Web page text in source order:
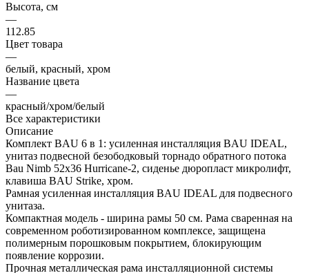
Высота, см
—
112.85
Цвет товара
—
белый, красный, хром
Название цвета
—
красный/хром/белый
Все характеристики
Описание
Комплект BAU 6 в 1: усиленная инсталляция BAU IDEAL,
унитаз подвесной безободковый торнадо обратного потока
Bau Nimb 52х36 Hurricane-2, сиденье дюропласт микролифт,
клавиша BAU Strike, хром.
Рамная усиленная инсталляция BAU IDEAL для подвесного
унитаза.
Компактная модель - ширина рамы 50 см. Рама сваренная на
современном роботизированном комплексе, защищена
полимерным порошковым покрытием, блокирующим
появление коррозии.
Прочная металлическая рама инсталляционной системы